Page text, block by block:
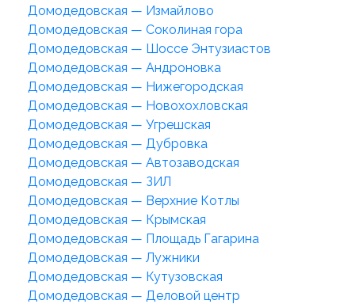
Домодедовская — Измайлово
Домодедовская — Соколиная гора
Домодедовская — Шоссе Энтузиастов
Домодедовская — Андроновка
Домодедовская — Нижегородская
Домодедовская — Новохохловская
Домодедовская — Угрешская
Домодедовская — Дубровка
Домодедовская — Автозаводская
Домодедовская — ЗИЛ
Домодедовская — Верхние Котлы
Домодедовская — Крымская
Домодедовская — Площадь Гагарина
Домодедовская — Лужники
Домодедовская — Кутузовская
Домодедовская — Деловой центр